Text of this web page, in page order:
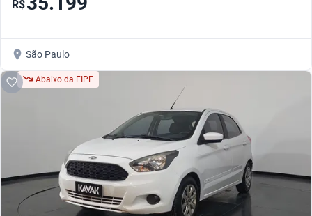
R$
São Paulo
Abaixo da FIPE